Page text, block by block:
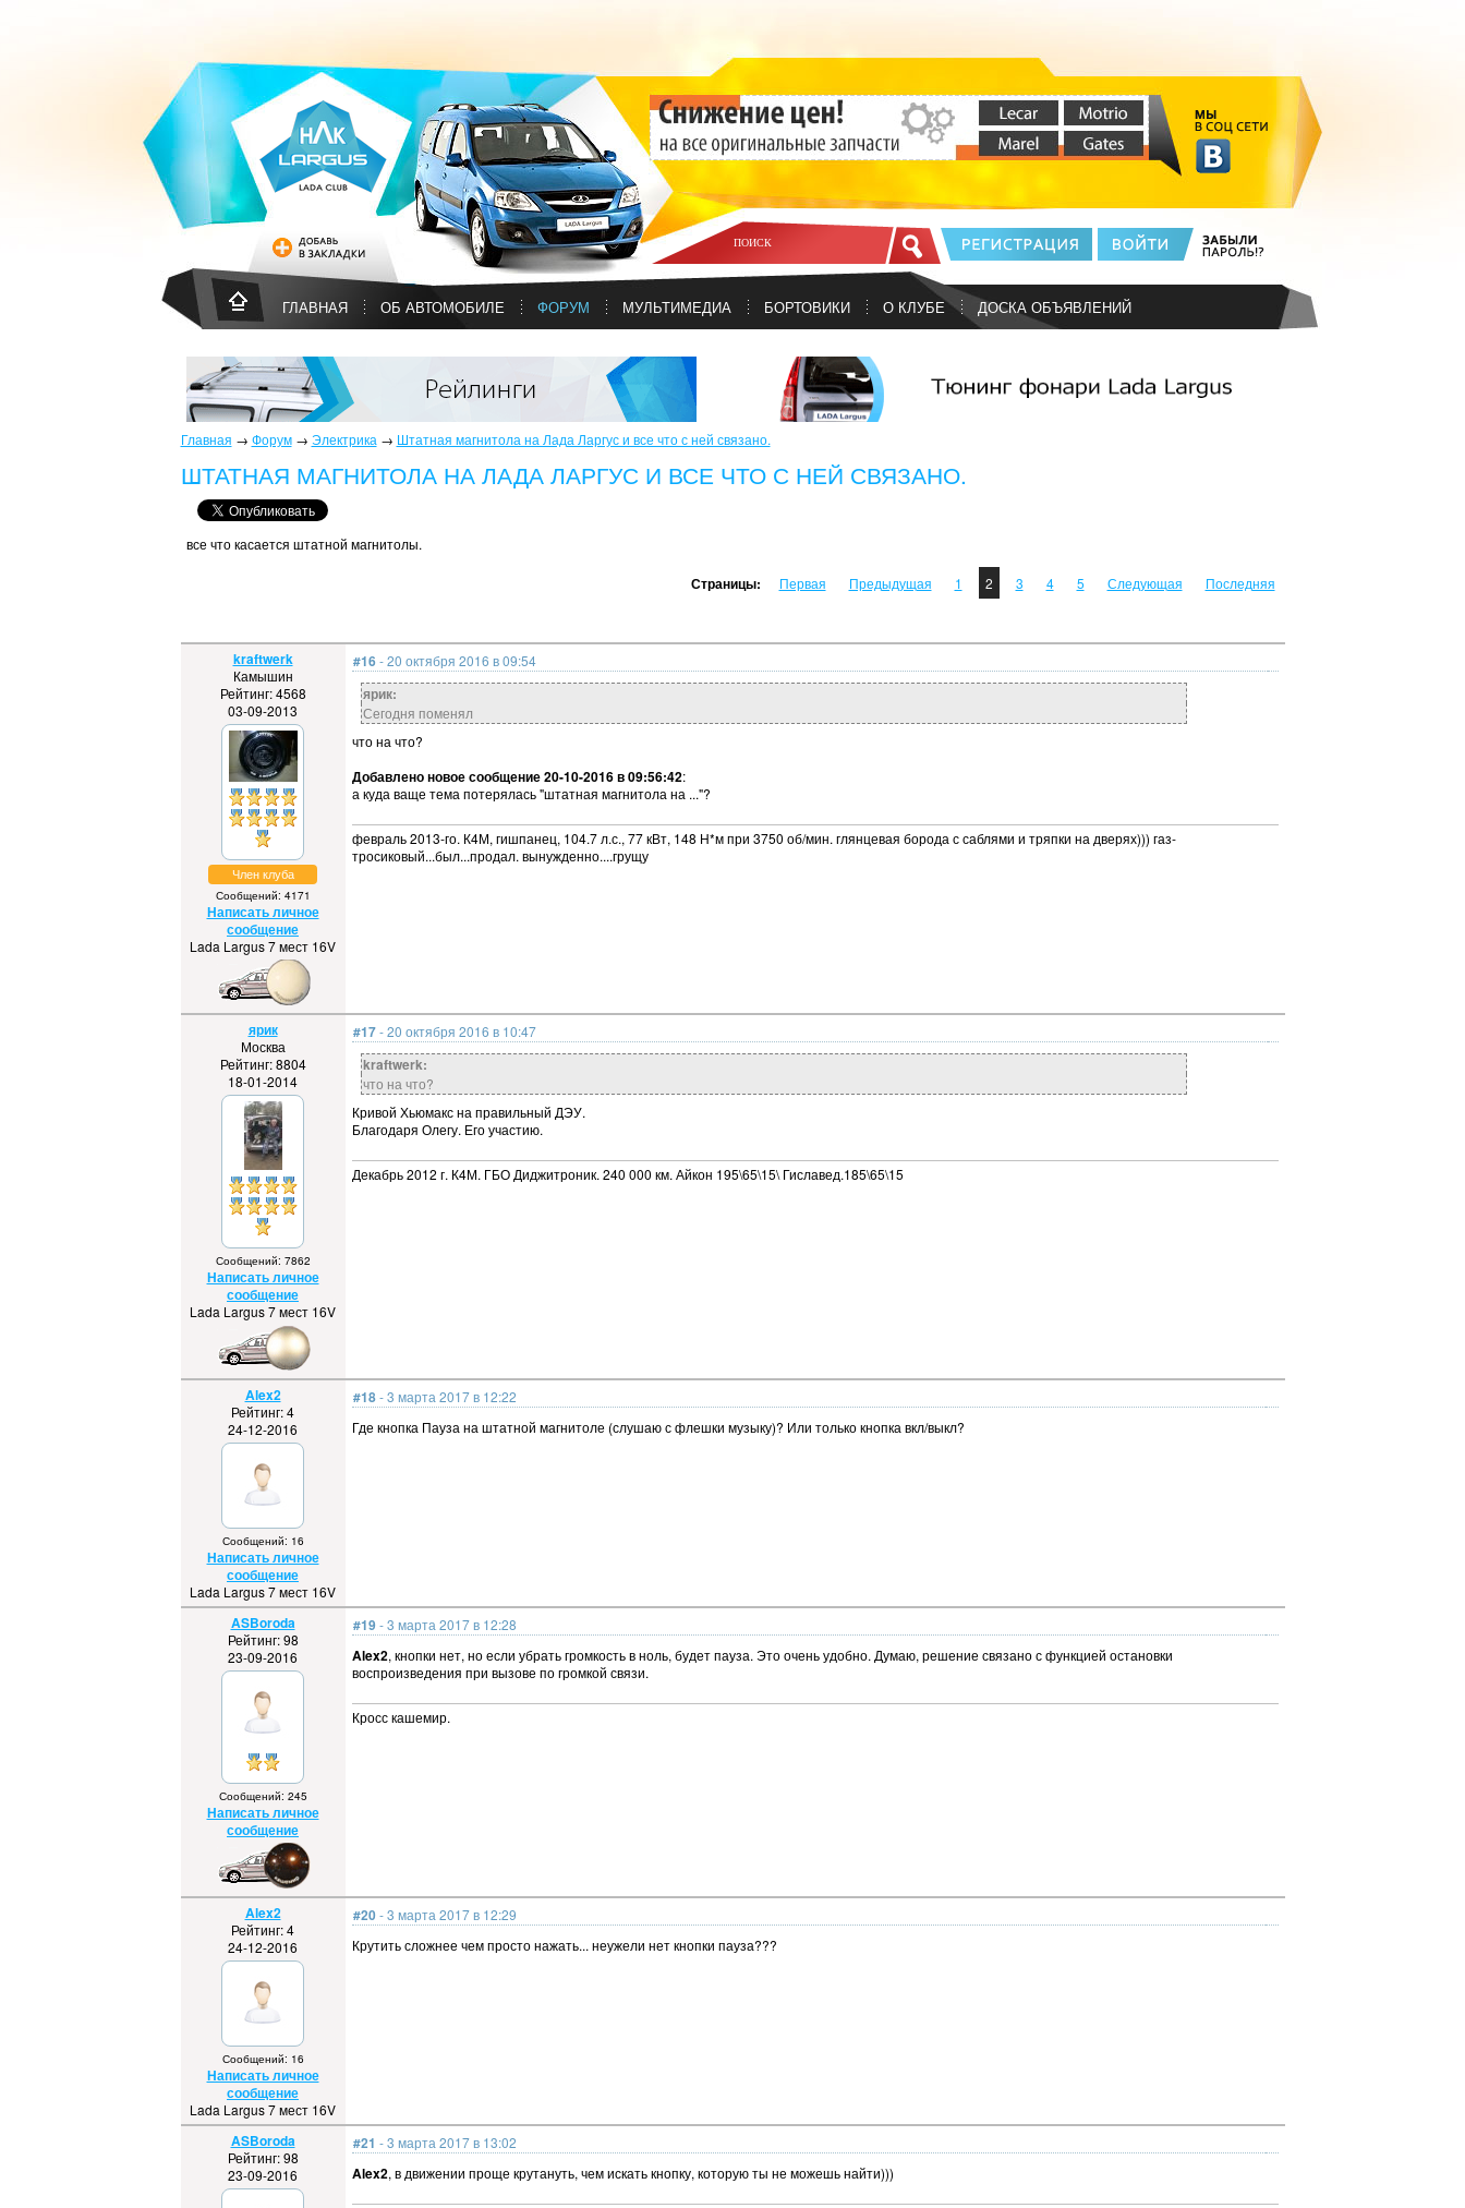
ГЛАВНАЯ ОБ АВТОМОБИЛЕ ФОРУМ МУЛЬТИМЕДИА БОРТОВИКИ О КЛУБЕ ДОСКА ОБЪЯВЛЕНИЙ
Главная → Форум→ Электрика → Штатная магнитола на Лада Ларгус и все что с ней связано.
ШТАТНАЯ МАГНИТОЛА НА ЛАДА ЛАРГУС И ВСЕ ЧТО С НЕЙ СВЯЗАНО.
все что касается штатной магнитолы.
Страницы: Первая Предыдущая 1 2 3 4 5 Следующая Последняя
kraftwerk
Камышин
Рейтинг: 4568
03-09-2013
Член клуба
Сообщений: 4171
Написать личное
сообщение
Lada Largus 7 мест 16V
#16- 20 октября 2016 в 09:54
ярик:
Сегодня поменял
что на что?
Добавлено новое сообщение 20-10-2016 в 09:56:42:
а куда ваще тема потерялась "штатная магнитола на ..."?
февраль 2013-го. К4М, гишпанец, 104.7 л.с., 77 кВт, 148 Н*м при 3750 об/мин. глянцевая борода с саблями и тряпки на дверях))) газ-
тросиковый...был...продал. вынужденно....грущу
ярик
Москва
Рейтинг: 8804
18-01-2014
Сообщений: 7862
Написать личное
сообщение
Lada Largus 7 мест 16V
#17- 20 октября 2016 в 10:47
kraftwerk:
что на что?
Кривой Хьюмакс на правильный ДЭУ.
Благодаря Олегу. Его участию.
Декабрь 2012 г. К4М. ГБО Диджитроник. 240 000 км. Айкон 195\65\15\ Гиславед.185\65\15
Alex2
Рейтинг: 4
24-12-2016
Сообщений: 16
Написать личное
сообщение
Lada Largus 7 мест 16V
#18- 3 марта 2017 в 12:22
Где кнопка Пауза на штатной магнитоле (слушаю с флешки музыку)? Или только кнопка вкл/выкл?
ASBoroda
Рейтинг: 98
23-09-2016
Сообщений: 245
Написать личное
сообщение
#19- 3 марта 2017 в 12:28
Alex2, кнопки нет, но если убрать громкость в ноль, будет пауза. Это очень удобно. Думаю, решение связано с функцией остановки
воспроизведения при вызове по громкой связи.
Кросс кашемир.
Alex2
Рейтинг: 4
24-12-2016
Сообщений: 16
Написать личное
сообщение
Lada Largus 7 мест 16V
#20- 3 марта 2017 в 12:29
Крутить сложнее чем просто нажать... неужели нет кнопки пауза???
ASBoroda
Рейтинг: 98
23-09-2016
#21 - 3 марта 2017 в 13:02
Alex2, в движении проще крутануть, чем искать кнопку, которую ты не можешь найти)))